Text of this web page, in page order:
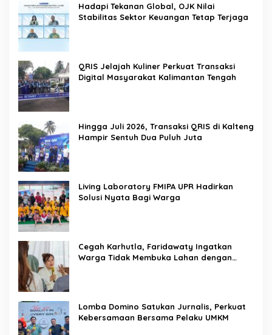
Hadapi Tekanan Global, OJK Nilai
Stabilitas Sektor Keuangan Tetap Terjaga
QRIS Jelajah Kuliner Perkuat Transaksi
Digital Masyarakat Kalimantan Tengah
Hingga Juli 2026, Transaksi QRIS di Kalteng
Hampir Sentuh Dua Puluh Juta
Living Laboratory FMIPA UPR Hadirkan
Solusi Nyata Bagi Warga
Cegah Karhutla, Faridawaty Ingatkan
Warga Tidak Membuka Lahan dengan
Lomba Domino Satukan Jurnalis, Perkuat
Kebersamaan Bersama Pelaku UMKM